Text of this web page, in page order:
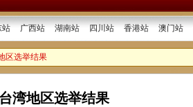
站 广西站 湖南站 四川站 香港站 澳门站
区选举结果
湾地区选举结果